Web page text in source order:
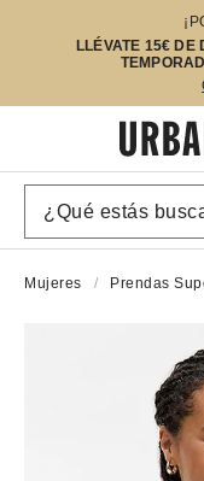
LLÉVATE 15€ DE
Mujeres Prendas